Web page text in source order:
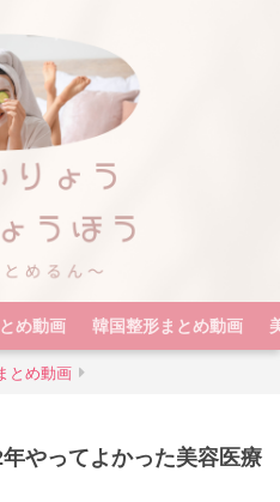
め動画 韓国整形まとめ動画
とめ動画
やってよかった美容医療